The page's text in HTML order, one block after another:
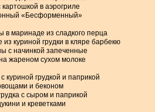
картошкой в аэрогриле
«Бесформенный»
в маринаде из сладкого перца
куриной грудки в кляре барбекю
с начинкой запеченные
жареном сухом молоке
куриной грудкой и паприкой
и беконом
с сыром и паприкой
и креветками